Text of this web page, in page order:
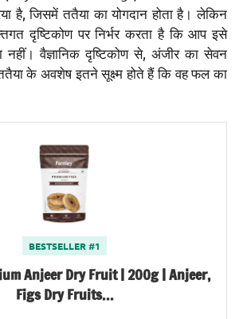
है, जिसमें ततैया का योगदान होता है। लेकिन
दृष्टिकोण पर निर्भर करता है कि आप इसे
नहीं। वैज्ञानिक दृष्टिकोण से, अंजीर का सेवन
के अवशेष इतने सूक्ष्म होते हैं कि वह फल का
BESTSELLER #1
Anjeer Dry Fruit | 200g | Anjeer,
Figs Dry Fruits…